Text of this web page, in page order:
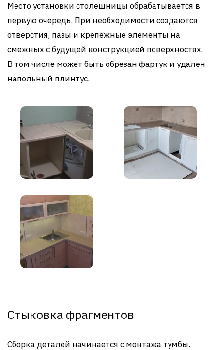
Место установки столешницы обрабатывается в
первую очередь. При необходимости создаются
отверстия, пазы и крепежные элементы на
смежных с будущей конструкцией поверхностях.
В том числе может быть обрезан фартук и удален
напольный плинтус.
Стыковка фрагментов
Сборка деталей начинается с монтажа тумбы.